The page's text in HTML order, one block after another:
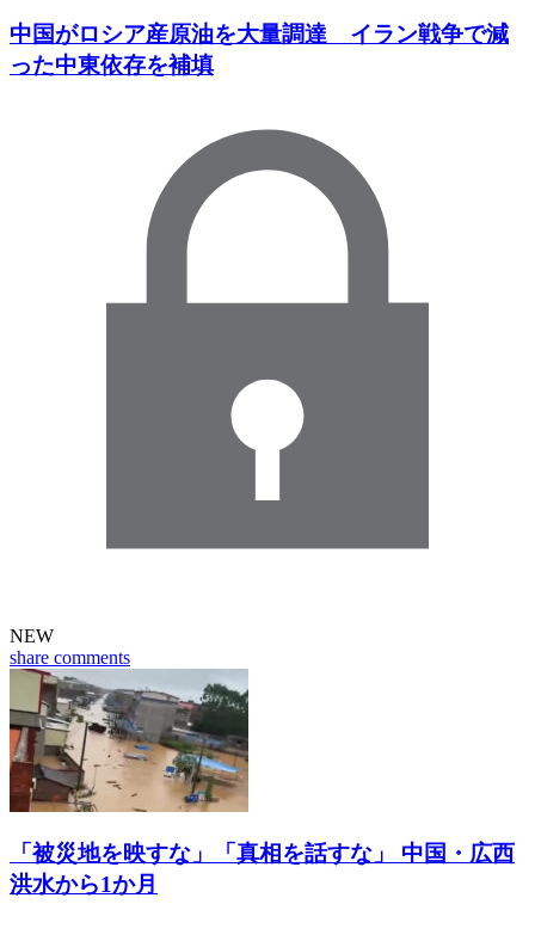
中国がロシア産原油を大量調達 イラン戦争で減
った中東依存を補填
NEW
share comments
「被災地を映すな」「真相を話すな」 中国・広西
洪水から1か月